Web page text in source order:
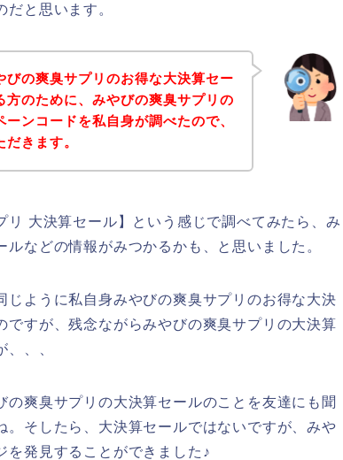
と思います。
びの爽臭サプリのお得な大決算セー
方のために、みやびの爽臭サプリの
ンコードを私自身が調べたので、
きます。
リ 大決算セール】という感じで調べてみたら、み
などの情報がみつかるかも、と思いました。
じように私自身みやびの爽臭サプリのお得な大決
すが、残念ながらみやびの爽臭サプリの大決算
、、
爽臭サプリの大決算セールのことを友達にも聞
。そしたら、大決算セールではないですが、みや
を発見することができました♪